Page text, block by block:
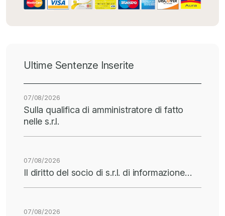
Ultime Sentenze Inserite
07/08/2026
Sulla qualifica di amministratore di fatto
nelle s.r.l.
07/08/2026
Il diritto del socio di s.r.l. di informazione…
07/08/2026